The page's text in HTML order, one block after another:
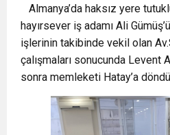
Almanya’da haksız yere
hayırsever iş adamı Ali
işlerinin takibinde vekil olan
çalışmaları sonucunda Levent
sonra memleketi Hatay’a